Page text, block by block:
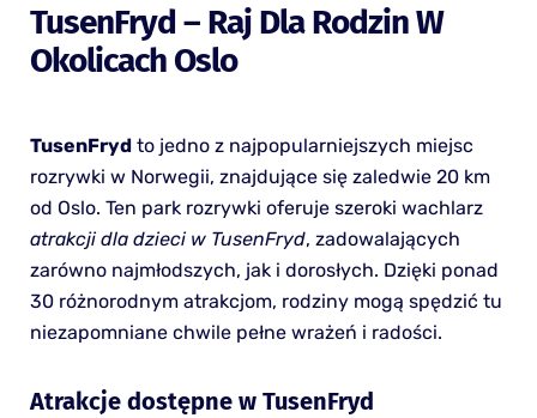
TusenFryd – Raj Dla Rodzin W
Okolicach Oslo
TusenFrydto jedno z najpopularniejszych miejsc
rozrywki w Norwegii, znajdujące się zaledwie 20 km
od Oslo. Ten park rozrywki oferuje szeroki wachlarz
atrakcji dla dzieci w TusenFryd, zadowalających
zarówno najmłodszych, jak i dorosłych. Dzięki ponad
30 różnorodnym atrakcjom, rodziny mogą spędzić tu
niezapomniane chwile pełne wrażeń i radości.
Atrakcje dostępne w TusenFryd